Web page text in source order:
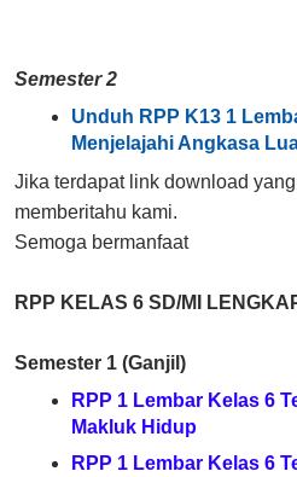
Semester 2
Unduh RPP K13 1
Menjelajahi Angkasa
Jika terdapat link download
memberitahu kami.
Semoga bermanfaat
RPP KELAS 6 SD/MI
Semester 1 (Ganjil)
RPP 1 Lembar Kelas 6
Makluk Hidup
RPP 1 Lembar Kelas 6